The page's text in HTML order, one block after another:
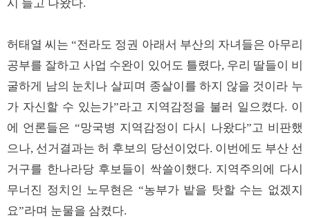
시 들고 나왔다.
허태열 씨는 “전라도 정권 아래서 부산의 자녀들은 아무리
공부를 잘하고 사업 수완이 있어도 틀렸다, 우리 딸들이 비
굴하게 남의 눈치나 살피며 종살이를 하지 않을 것이라 누
가 자신할 수 있는가”라고 지역감정을 불러 일으켰다. 이
에 언론들은 “망국병 지역감정이 다시 나왔다”고 비판했
으나, 선거결과는 허 후보의 당선이었다. 이번에도 부산 선
거구를 한나라당 후보들이 싹쓸이했다. 지역주의에 다시
무너진 정치인 노무현은 “농부가 밭을 탓할 수는 없겠지
요”라며 눈물을 삼켰다.